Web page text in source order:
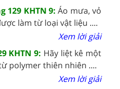
129 KHTN 9:Áo mưa, vỏ
làm từ loại vật liệu ....
Xem lời giải
KHTN 9: Hãy liệt kê một
polymer thiên nhiên ....
Xem lời giải